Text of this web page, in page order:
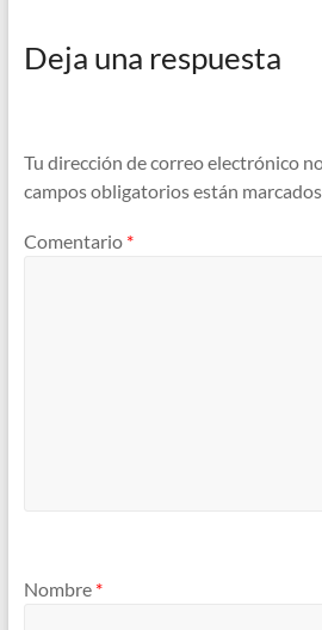
Deja una respuesta
Tu dirección de correo electrónico
campos obligatorios están
Comentario *
Nombre *